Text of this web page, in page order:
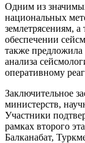
Одним из
национальных
землетрясениям, а
обеспечении
также
анализа
оперативному
Заключительное
министерств,
Участники
рамках второго
Балканабат,